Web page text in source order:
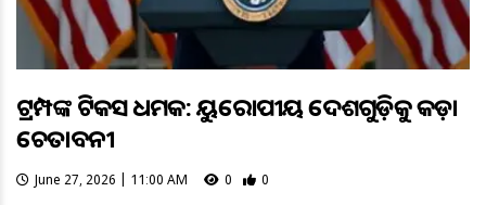
ଟ୍ରମ୍ପଙ୍କ ଟିକସ ଧମକ: ୟୁରୋପୀୟ ଦେଶଗୁଡ଼ିକୁ କଡ଼ା
ଚେତାବନୀ
June 27, 2026 | 11:00 AM 0 0